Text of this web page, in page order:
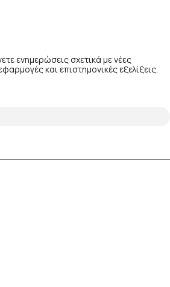
ενημερώσεις σχετικά με νέες
και επιστημονικές εξελίξεις.